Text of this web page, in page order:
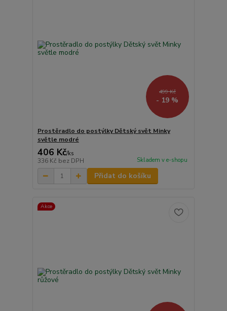
499 Kč
- 19 %
Prostěradlo do postýlky Dětský svět Minky
světle modré
406 Kč/ks
336 Kč bez DPH Skladem v e-shopu
Přidat do košíku
Akce